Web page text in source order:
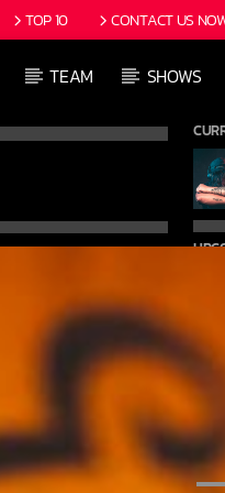
TOP 10 CONTACT US
TEAM SHOWS